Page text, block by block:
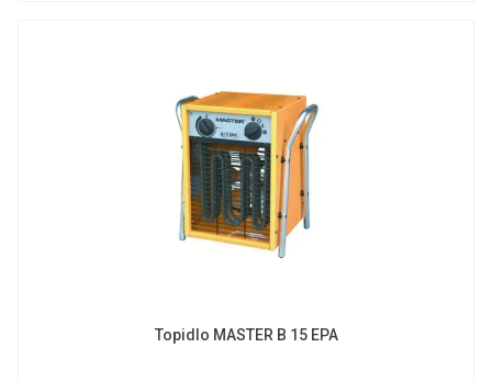
Topidlo MASTER B 15 EPA